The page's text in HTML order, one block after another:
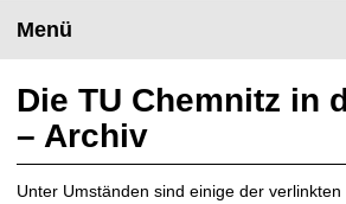
m
H
e
a
u
f
r
u
f
Menü
Die TU Chemnitz in
– Archiv
Unter Umständen sind einige der